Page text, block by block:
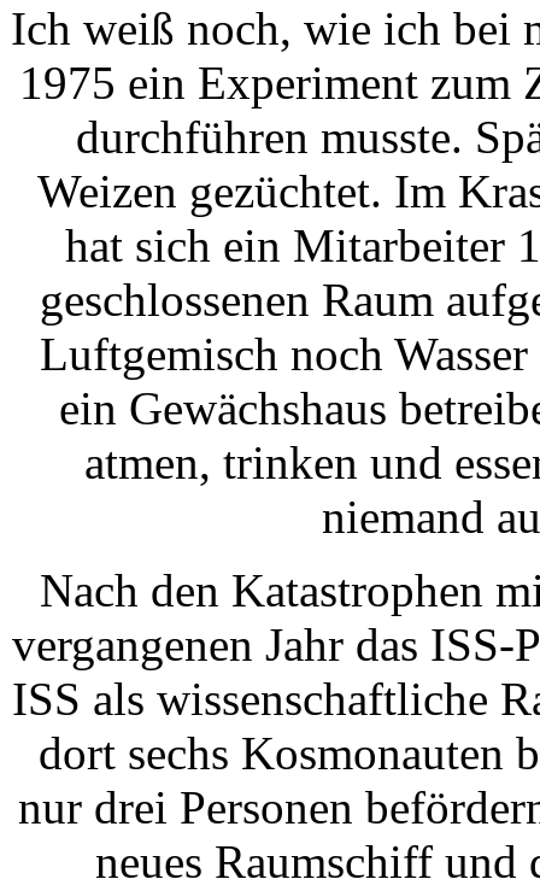
Ich weiß noch, wie ich bei
1975 ein Experiment zum
durchführen musste.
Weizen gezüchtet. Im
hat sich ein Mitarbeiter
geschlossenen Raum
Luftgemisch noch
ein Gewächshaus
atmen, trinken und
niemand
Nach den Katastrophen
vergangenen Jahr das
ISS als wissenschaftliche
dort sechs Kosmonauten
nur drei Personen
neues Raumschiff und